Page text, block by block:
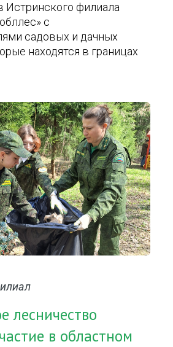
Истринского филиала
с
садовых и дачных
находятся в границах
лесничество
в областном